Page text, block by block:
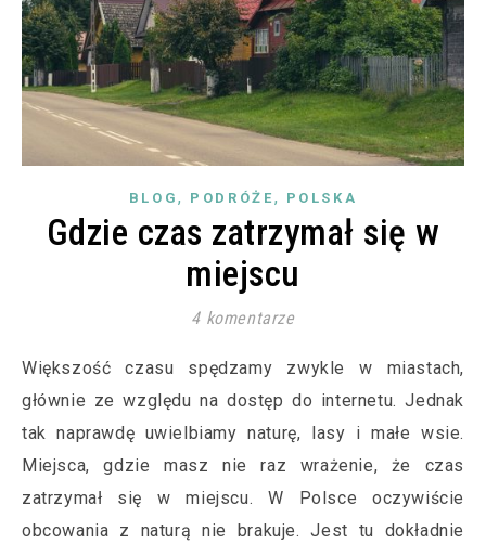
BLOG, PODRÓŻE , POLSKA
Gdzie czas zatrzymał się w
miejscu
4 komentarze
Większość czasu spędzamy zwykle w miastach,
głównie ze względu na dostęp do internetu. Jednak
tak naprawdę uwielbiamy naturę, lasy i małe wsie.
Miejsca, gdzie masz nie raz wrażenie, że czas
zatrzymał się w miejscu. W Polsce oczywiście
obcowania z naturą nie brakuje. Jest tu dokładnie